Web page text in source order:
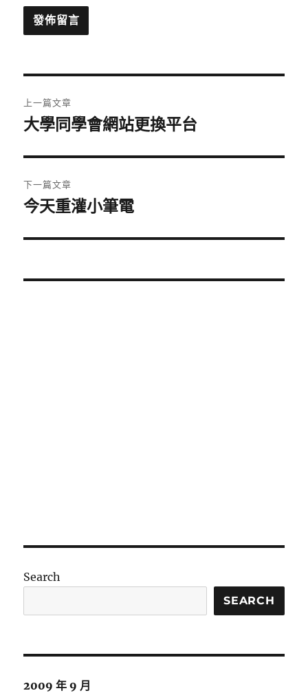
章
覽
上一篇文章
上
篇
文
章:
大學同學會網站更換平台
下一篇文章
下
篇
章:
今天重灌小筆電
Search
SEARCH
2009 年 9 月